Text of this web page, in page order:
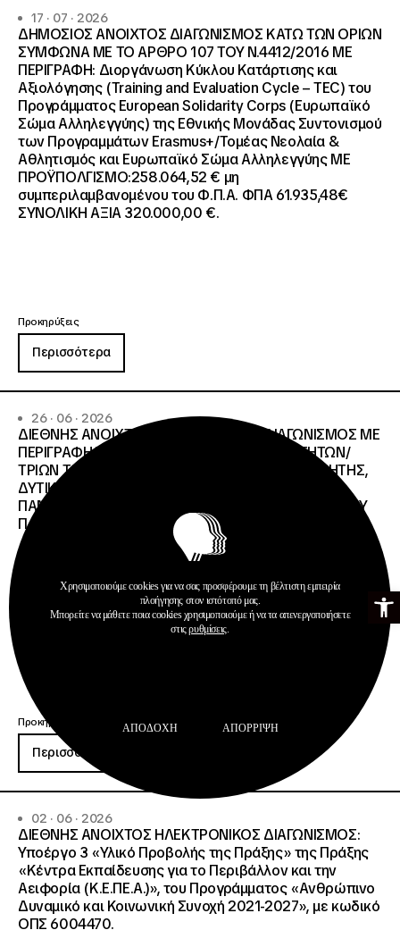
Ανοίξτε
17 · 07 · 2026
ΔΗΜΟΣΙΟΣ ΑΝΟΙΧΤΟΣ ΔΙΑΓΩΝΙΣΜΟΣ ΚΑΤΩ ΤΩΝ ΟΡΙΩΝ
ΣΥΜΦΩΝΑ ΜΕ ΤΟ ΑΡΘΡΟ 107 ΤΟΥ Ν.4412/2016 ΜΕ
ΠΕΡΙΓΡΑΦΗ: Διοργάνωση Κύκλου Κατάρτισης και
Αξιολόγησης (Training and Evaluation Cycle – TEC) του
Προγράμματος European Solidarity Corps (Ευρωπαϊκό
Σώμα Αλληλεγγύης) της Εθνικής Μονάδας Συντονισμού
των Προγραμμάτων Erasmus+/Τομέας Νεολαία &
Αθλητισμός και Ευρωπαϊκό Σώμα Αλληλεγγύης ΜΕ
ΠΡΟΫΠΟΛΓΙΣΜΟ:258.064,52 € μη
συμπεριλαμβανομένου του Φ.Π.Α. ΦΠΑ 61.935,48€
ΣΥΝΟΛΙΚΗ ΑΞΙΑ 320.000,00 €.
Προκηρύξεις
Περισσότερα
26 · 06 · 2026
ΔΙΕΘΝΗΣ ΑΝΟΙΧΤΟΣ ΗΛΕΚΤΡΟΝΙΚΟΣ ΔΙΑΓΩΝΙΣΜΟΣ ΜΕ
ΠΕΡΙΓΡΑΦΗ:ΥΠΗΡΕΣΙΕΣ ΣΤΕΓΑΣΗΣ ΤΩΝ ΦΟΙΤΗΤΩΝ/
ΤΡΙΩΝ ΤΩΝ ΠΑΝΕΠΙΣΤΗΜΙΑΚΩΝ ΙΔΡΥΜΑΤΩΝ KΡΗΤΗΣ,
ΔΥΤΙΚΗΣ ΜΑΚΕΔΟΝΙΑΣ, ΔΗΜΟΚΡΙΤΕΙΟΥ
ΠΑΝΕΠΙΣΤΗΜΙΟΥ ΘΡΑΚΗΣ, ΕΛΛΗΝΙΚΟΥ ΜΕΣΟΓΕΙΑΚΟΥ
ΠΑΝΕΠΙΣΤΗΜΙΟΥ, ΠΑΤΡΩΝ
Προκηρύξεις
Περισσότερα
02 · 06 · 2026
ΔΙΕΘΝΗΣ ΑΝΟΙΧΤΟΣ ΗΛΕΚΤΡΟΝΙΚΟΣ ΔΙΑΓΩΝΙΣΜΟΣ:
Υποέργο 3 «Υλικό Προβολής της Πράξης» της Πράξης
«Κέντρα Εκπαίδευσης για το Περιβάλλον και την
Αειφορία (Κ.Ε.ΠΕ.Α.)», του Προγράμματος «Ανθρώπινο
Δυναμικό και Κοινωνική Συνοχή 2021-2027», με κωδικό
ΟΠΣ 6004470.
Χρησιμοποιούμε cookies για να σας προσφέρουμε τη βέλτιστη εμπειρία
πλοήγησης στον ιστότοπό μας.
Μπορείτε να μάθετε ποια cookies χρησιμοποιούμε ή να τα απενεργοποιήσετε
στιςρυθμίσεις.
ΑΠΟΔΟΧΉ ΑΠΌΡΡΙΨΗ